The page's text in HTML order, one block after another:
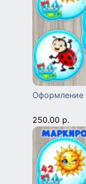
Оформление
250.00 р.